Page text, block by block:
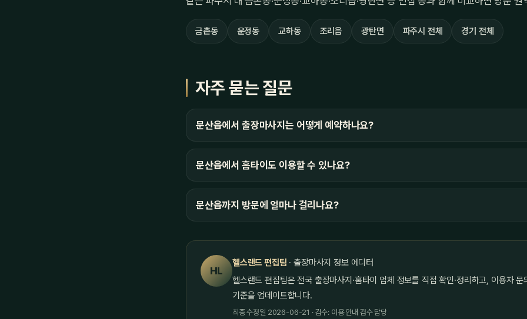
금촌동 운정동 교하동 조리읍 광탄면 파주시 전체 경기 전체
자주 묻는 질문
문산읍에서 출장마사지는 어떻게 예약하나요?
문산읍에서 홈타이도 이용할 수 있나요?
문산읍까지 방문에 얼마나 걸리나요?
HL
헬스랜드 편집팀 · 출장마사지 정보 에디터
헬스랜드 편집팀은 전국 출장마사지·홈타이 업체 정보를 직접 확인·정리하고, 이용자 문
기준을 업데이트합니다.
최종 수정일 2026-06-21 · 검수: 이용 안내 검수 담당